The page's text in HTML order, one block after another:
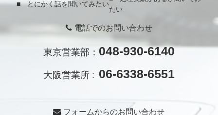
■ とにかく話を聞いてみたい
たい
電話でのお問い合わせ
東京営業部： 048-930-6140
大阪営業所 : 06-6338-6551
フォームからのお問い合わせ